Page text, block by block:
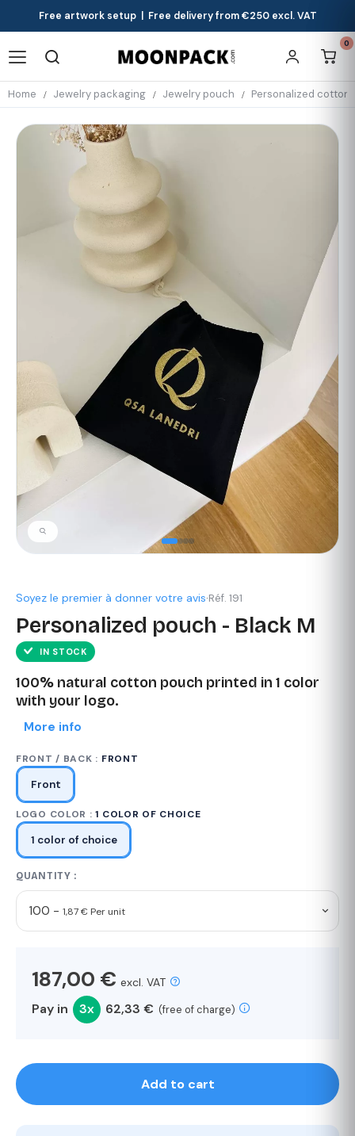
Free artwork setup | Free delivery from €250 excl. VAT
0
Home Jewelry packaging Jewelry pouch Personalized cotton
Soyez le premier à donner votre avis·Réf. 191
Personalized pouch - Black M
IN STOCK
100% natural cotton pouch printed in 1 color
with your logo.
More info
FRONT / BACK : FRONT
Front
LOGO COLOR :1 COLOR OF CHOICE
1 color of choice
QUANTITY :
100 - 1,87 € Per unit
187,00 € excl. VAT
Pay in 3x 62,33 € (free of charge)
Add to cart